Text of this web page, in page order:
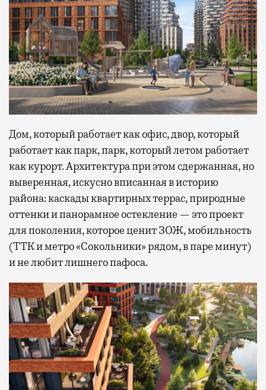
Дом, который работает как офис, двор, который
работает как парк, парк, который летом работает
как курорт. Архитектура при этом сдержанная, но
выверенная, искусно вписанная в историю
района: каскады квартирных террас, природные
оттенки и панорамное остекление — это проект
для поколения, которое ценит ЗОЖ, мобильность
(ТТК и метро «Сокольники» рядом, в паре минут)
и не любит лишнего пафоса.